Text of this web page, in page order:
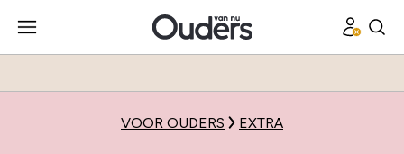
VOOR OUDERS EXTRA